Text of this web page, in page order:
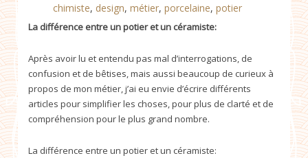
chimiste, design, métier, porcelaine, potier
La différence entre un potier et un céramiste:
Après avoir lu et entendu pas mal d’interrogations, de
confusion et de bêtises, mais aussi beaucoup de curieux à
propos de mon métier, j’ai eu envie d’écrire différents
articles pour simplifier les choses, pour plus de clarté et de
compréhension pour le plus grand nombre.
La différence entre un potier et un céramiste: